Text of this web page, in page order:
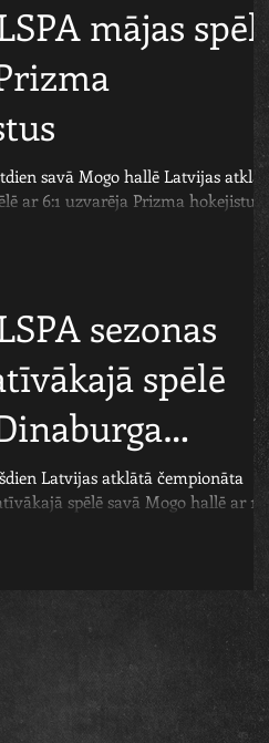
mājas
savā Mogo hallē Latvijas
ar 6:1 uzvarēja Prizma hokejistus.
sezonas
spēlē
Latvijas atklātā čempionāta
spēlē savā Mogo hallē ar